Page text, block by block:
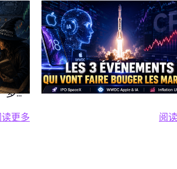
柱
日
一
多项
能
交
当
更多
阅读更多 2026年6月15日至19日股市
2026年6月6日 - Third Party
金融日程表——6月
至12日一周展望
6月8日周一——Apple
SpaceX IPO：AI与太空点燃
本周开始便充满紧张氛围，
纪录IPO交织碰撞。 Apple
阅